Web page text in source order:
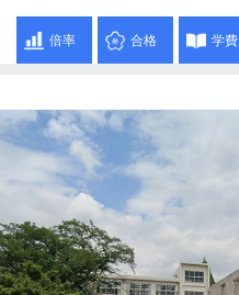
倍率 合格 学費